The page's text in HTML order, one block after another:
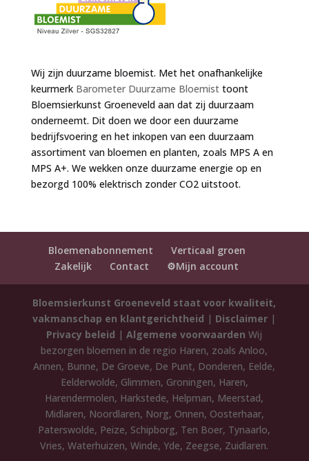
Wij zijn duurzame bloemist. Met het onafhankelijke
keurmerk Barometer Duurzame Bloemisttoont
Bloemsierkunst Groeneveld aan dat zij duurzaam
onderneemt. Dit doen we door een duurzame
bedrijfsvoering en het inkopen van een duurzaam
assortiment van bloemen en planten, zoals MPS A en
MPS A+. We wekken onze duurzame energie op en
bezorgd 100% elektrisch zonder CO2 uitstoot.
Bloemenabonnement
Verticaal groen
Zakelijk
Contact ⚙️Mijn account
Bloemsierkunst Groeneveld staat voor kwaliteit,
vakmanschap en klantgerichtheid | Disclaimer |
Privacy beleid |Algemene voorwaarden Wij
bezorgen bloemen in de regio Haren, zoals Anloo,
Annen, Bunne, De Groeve, De Punt, Donderen, Eelde,
Eelderwolde, Glimmen, Groningen, Haren,
Harendermolen, Harkstede, Helpman, Meerstad,
Midlaren, Noordlaren, Norg, Onnen, Oosterhaar,
Paterswolde, Peize, Schipborg, Ten Boer, Tynaarlo,
Vries, Waterhuizen, Winde, Yde, Zeegse, Zuidlaren.